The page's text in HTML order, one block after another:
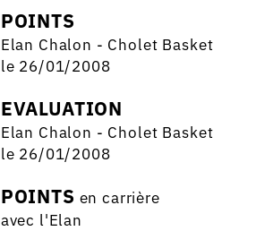
POINTS
Elan Chalon - Cholet Basket
le 26/01/2008
EVALUATION
Elan Chalon - Cholet Basket
le 26/01/2008
POINTS en carrière
avec l'Elan